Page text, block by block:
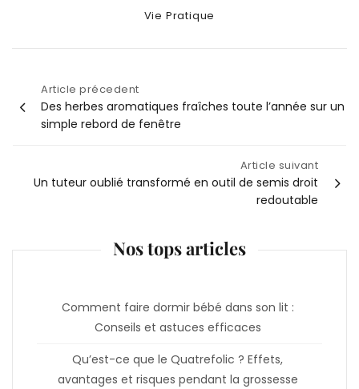
Categories
Vie Pratique
Navigation
l’article
Article précedent
Des herbes aromatiques fraîches toute l’année sur un
simple rebord de fenêtre
Article suivant
Un tuteur oublié transformé en outil de semis droit
redoutable
Nos tops articles
Comment faire dormir bébé dans son lit :
Conseils et astuces efficaces
Qu’est-ce que le Quatrefolic ? Effets,
avantages et risques pendant la grossesse